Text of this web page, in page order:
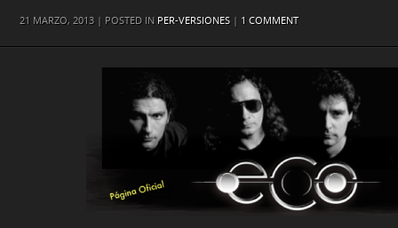
21 MARZO, 2013 | POSTED IN PER-VERSIONES | 1 COMMENT